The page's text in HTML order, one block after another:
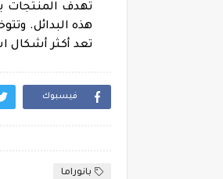
تهدف المنتجات
هذه البدائل.
تعد أكثر أشكال
فيسبوك
بانوراما